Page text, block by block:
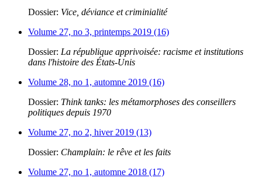
Dossier: Vice, déviance et criminialité
Volume 27, no 3, printemps 2019 (16)
Dossier: La république apprivoisée: racisme et institutions
dans l'histoire des États-Unis
Volume 28, no 1, automne 2019 (16)
Dossier: Think tanks: les métamorphoses des conseillers
politiques depuis 1970
Volume 27, no 2, hiver 2019 (13)
Dossier: Champlain: le rêve et les faits
Volume 27, no 1, automne 2018 (17)